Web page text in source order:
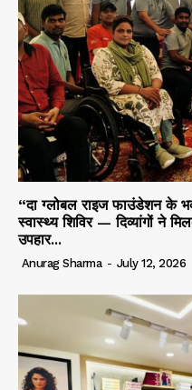
“दा ग्लोबल राइज फाउंडेशन के
स्वास्थ्य शिविर — दिव्यांगों ने
उपहार...
Anurag Sharma - July 12, 2026